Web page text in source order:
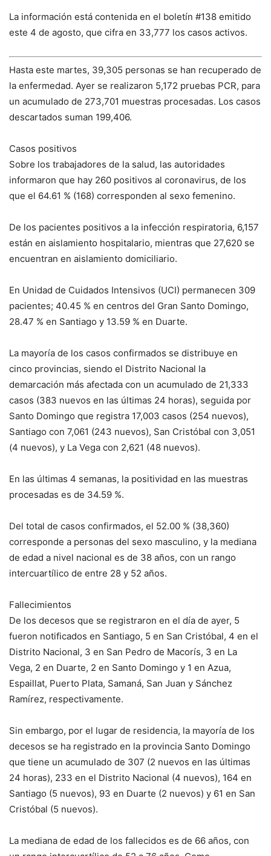
La información está contenida en el boletín #138 emitido
este 4 de agosto, que cifra en 33,777 los casos activos.
Hasta este martes, 39,305 personas se han recuperado de
la enfermedad. Ayer se realizaron 5,172 pruebas PCR, para
un acumulado de 273,701 muestras procesadas. Los casos
descartados suman 199,406.
Casos positivos
Sobre los trabajadores de la salud, las autoridades
informaron que hay 260 positivos al coronavirus, de los
que el 64.61 % (168) corresponden al sexo femenino.
De los pacientes positivos a la infección respiratoria, 6,157
están en aislamiento hospitalario, mientras que 27,620 se
encuentran en aislamiento domiciliario.
En Unidad de Cuidados Intensivos (UCI) permanecen 309
pacientes; 40.45 % en centros del Gran Santo Domingo,
28.47 % en Santiago y 13.59 % en Duarte.
La mayoría de los casos confirmados se distribuye en
cinco provincias, siendo el Distrito Nacional la
demarcación más afectada con un acumulado de 21,333
casos (383 nuevos en las últimas 24 horas), seguida por
Santo Domingo que registra 17,003 casos (254 nuevos),
Santiago con 7,061 (243 nuevos), San Cristóbal con 3,051
(4 nuevos), y La Vega con 2,621 (48 nuevos).
En las últimas 4 semanas, la positividad en las muestras
procesadas es de 34.59 %.
Del total de casos confirmados, el 52.00 % (38,360)
corresponde a personas del sexo masculino, y la mediana
de edad a nivel nacional es de 38 años, con un rango
intercuartílico de entre 28 y 52 años.
Fallecimientos
De los decesos que se registraron en el día de ayer, 5
fueron notificados en Santiago, 5 en San Cristóbal, 4 en el
Distrito Nacional, 3 en San Pedro de Macorís, 3 en La
Vega, 2 en Duarte, 2 en Santo Domingo y 1 en Azua,
Espaillat, Puerto Plata, Samaná, San Juan y Sánchez
Ramírez, respectivamente.
Sin embargo, por el lugar de residencia, la mayoría de los
decesos se ha registrado en la provincia Santo Domingo
que tiene un acumulado de 307 (2 nuevos en las últimas
24 horas), 233 en el Distrito Nacional (4 nuevos), 164 en
Santiago (5 nuevos), 93 en Duarte (2 nuevos) y 61 en San
Cristóbal (5 nuevos).
La mediana de edad de los fallecidos es de 66 años, con